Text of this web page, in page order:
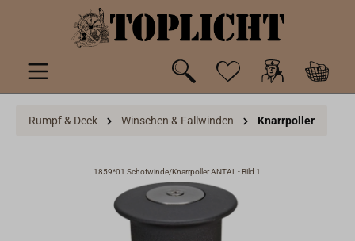
springen
Rumpf & Deck Winschen & Fallwinden Knarrpoller
1859*01 Schotwinde/Knarrpoller ANTAL - Bild 1